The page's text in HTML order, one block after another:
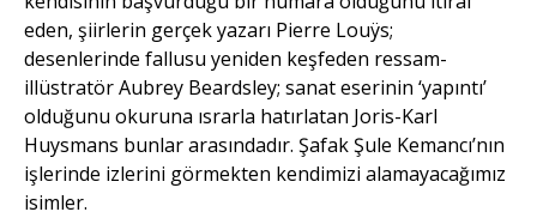
eden, şiirlerin gerçek yazarı Pierre Louÿs;
desenlerinde fallusu yeniden keşfeden ressam-
illüstratör Aubrey Beardsley; sanat eserinin ‘yapıntı’
olduğunu okuruna ısrarla hatırlatan Joris-Karl
Huysmans bunlar arasındadır. Şafak Şule Kemancı’nın
işlerinde izlerini görmekten kendimizi alamayacağımız
isimler.